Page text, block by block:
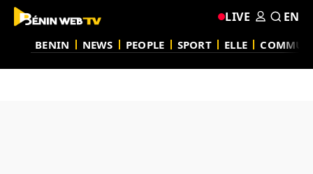
BENIN NEWS PEOPLE SPORT ELLE
LIVE EN